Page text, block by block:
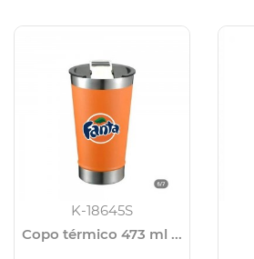
K-18645S
Copo térmico 473 ml ...